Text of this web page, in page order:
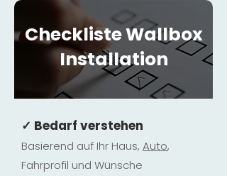
Checkliste Wallbox
Installation
✓ Bedarf verstehen
Basierend auf Ihr Haus, Auto,
Fahrprofil und Wünsche